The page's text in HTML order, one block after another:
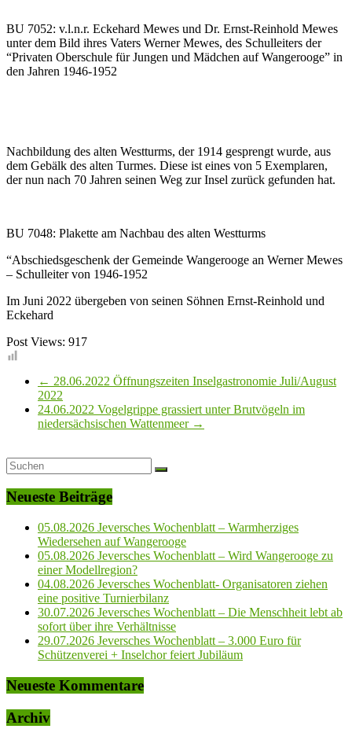
BU 7052: v.l.n.r. Eckehard Mewes und Dr. Ernst-Reinhold Mewes
unter dem Bild ihres Vaters Werner Mewes, des Schulleiters der
“Privaten Oberschule für Jungen und Mädchen auf Wangerooge” in
den Jahren 1946-1952
Nachbildung des alten Westturms, der 1914 gesprengt wurde, aus
dem Gebälk des alten Turmes. Diese ist eines von 5 Exemplaren,
der nun nach 70 Jahren seinen Weg zur Insel zurück gefunden hat.
BU 7048: Plakette am Nachbau des alten Westturms
“Abschiedsgeschenk der Gemeinde Wangerooge an Werner Mewes
– Schulleiter von 1946-1952
Im Juni 2022 übergeben von seinen Söhnen Ernst-Reinhold und
Eckehard
Post Views: 917
← 28.06.2022 Öffnungszeiten Inselgastronomie Juli/August
2022
24.06.2022 Vogelgrippe grassiert unter Brutvögeln im
niedersächsischen Wattenmeer →
Neueste Beiträge
05.08.2026 Jeversches Wochenblatt – Warmherziges
Wiedersehen auf Wangerooge
05.08.2026 Jeversches Wochenblatt – Wird Wangerooge zu
einer Modellregion?
04.08.2026 Jeversches Wochenblatt- Organisatoren ziehen
eine positive Turnierbilanz
30.07.2026 Jeversches Wochenblatt – Die Menschheit lebt ab
sofort über ihre Verhältnisse
29.07.2026 Jeversches Wochenblatt – 3.000 Euro für
Schützenverei + Inselchor feiert Jubiläum
Neueste Kommentare
Archiv